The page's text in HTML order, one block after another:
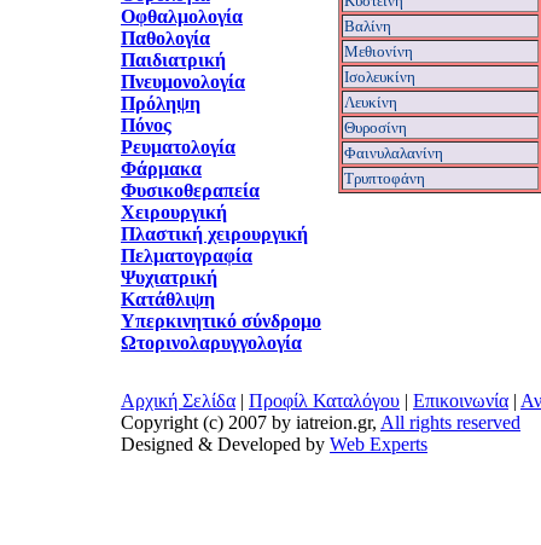
Οφθαλμολογία
Παθολογία
Παιδιατρική
Πνευμονολογία
Πρόληψη
Πόνος
Ρευματολογία
Φάρμακα
Φυσικοθεραπεία
Χειρουργική
Πλαστική χειρουργική
Πελματογραφία
Ψυχιατρική
Κατάθλιψη
Υπερκινητικό σύνδρομο
Ωτορινολαρυγγολογία
Βαλίνη
Μεθιονίνη
Ισολευκίνη
Λευκίνη
Θυροσίνη
Φαινυλαλανίνη
Tρυπτοφάνη
Αρχική Σελίδα | Προφίλ Καταλόγου | Επικοινωνία |
Copyright (c) 2007 by iatreion.gr, All rights reserved
Designed & Developed by Web Experts